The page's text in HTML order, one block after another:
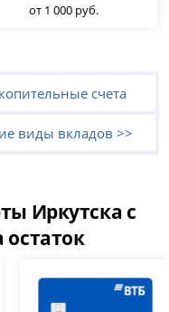
от 1 000 руб.
счета
виды вкладов >>
Иркутска с